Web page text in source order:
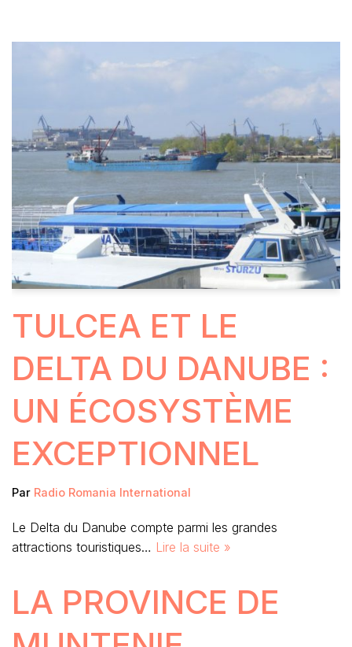
TULCEA ET LE
DELTA DU DANUBE :
UN ÉCOSYSTÈME
EXCEPTIONNEL
Par Radio Romania International
Le Delta du Danube compte parmi les grandes
attractions touristiques… Lire la suite »
LA PROVINCE DE